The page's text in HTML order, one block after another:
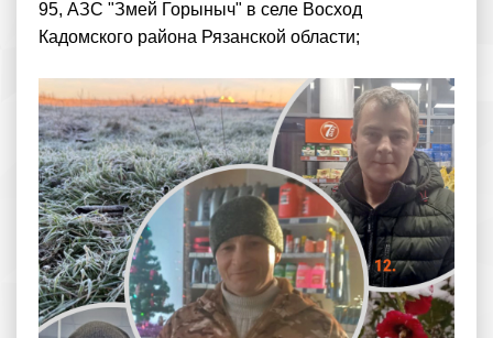
95, АЗС "Змей Горыныч" в селе Восход
Кадомского района Рязанской области;